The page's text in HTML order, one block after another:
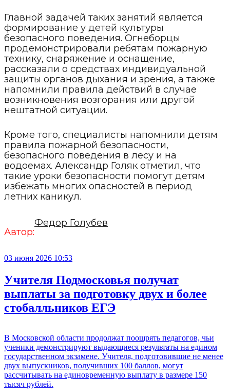
Главной задачей таких занятий является
формирование у детей культуры
безопасного поведения. Огнеборцы
продемонстрировали ребятам пожарную
технику, снаряжение и оснащение,
рассказали о средствах индивидуальной
защиты органов дыхания и зрения, а также
напомнили правила действий в случае
возникновения возгорания или другой
нештатной ситуации.
Кроме того, специалисты напомнили детям
правила пожарной безопасности,
безопасного поведения в лесу и на
водоемах. Александр Голяк отметил, что
такие уроки безопасности помогут детям
избежать многих опасностей в период
летних каникул.
Автор:
Федор Голубев
03 июня 2026 10:53
Учителя Подмосковья получат
выплаты за подготовку двух и более
стобалльников ЕГЭ
В Московской области продолжат поощрять педагогов, чьи
ученики демонстрируют выдающиеся результаты на едином
государственном экзамене. Учителя, подготовившие не менее
двух выпускников, получивших 100 баллов, могут
рассчитывать на единовременную выплату в размере 150
тысяч рублей.